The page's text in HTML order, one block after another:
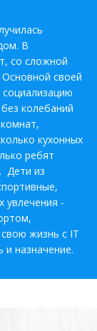
В
со сложной
своей
колебаний
кухонных
ребят
Дети из
увлечения -
жизнь с IT
назначение.